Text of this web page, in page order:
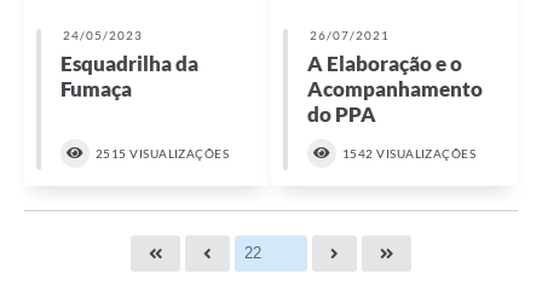
24/05/2023
Esquadrilha da
Fumaça
2515 VISUALIZAÇÕES
26/07/2021
A Elaboração e o
Acompanhamento
do PPA
1542 VISUALIZAÇÕES